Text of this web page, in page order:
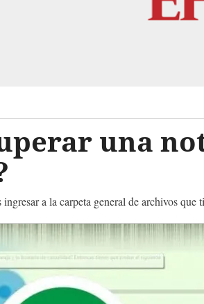
una
a la carpeta general de archivos que